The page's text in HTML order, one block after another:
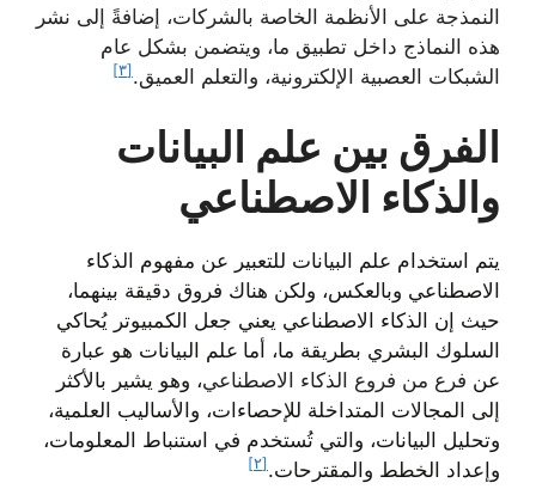
النمذجة على الأنظمة الخاصة بالشركات، إضافةً إلى نشر
هذه النماذج داخل تطبيق ما، ويتضمن بشكل عام
الشبكات العصبية الإلكترونية، والتعلم العميق. [٣]
الفرق بين علم البيانات
والذكاء الاصطناعي
يتم استخدام علم البيانات للتعبير عن مفهوم الذكاء
الاصطناعي وبالعكس، ولكن هناك فروق دقيقة بينهما،
حيث إن الذكاء الاصطناعي يعني جعل الكمبيوتر يُحاكي
السلوك البشري بطريقة ما، أما علم البيانات هو عبارة
عن فرع من فروع الذكاء الاصطناعي، وهو يشير بالأكثر
إلى المجالات المتداخلة للإحصاءات، والأساليب العلمية،
وتحليل البيانات، والتي تُستخدم في استنباط المعلومات،
وإعداد الخطط والمقترحات. [٢]